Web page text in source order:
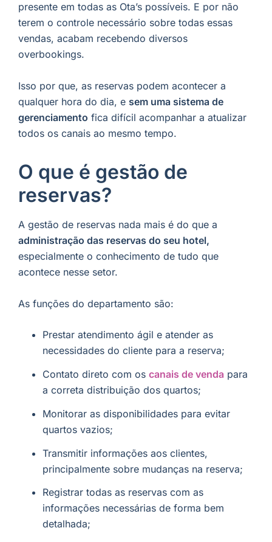
presente em todas as Ota’s possíveis. E por não
terem o controle necessário sobre todas essas
vendas, acabam recebendo diversos
overbookings.
Isso por que, as reservas podem acontecer a
qualquer hora do dia, e sem uma sistema de
gerenciamento fica difícil acompanhar a atualizar
todos os canais ao mesmo tempo.
O que é gestão de
reservas?
A gestão de reservas nada mais é do que a
administração das reservas do seu hotel,
especialmente o conhecimento de tudo que
acontece nesse setor.
As funções do departamento são:
Prestar atendimento ágil e atender as
necessidades do cliente para a reserva;
Contato direto com os canais de venda para
a correta distribuição dos quartos;
Monitorar as disponibilidades para evitar
quartos vazios;
Transmitir informações aos clientes,
principalmente sobre mudanças na reserva;
Registrar todas as reservas com as
informações necessárias de forma bem
detalhada;